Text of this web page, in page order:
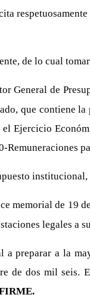
de lo cual
General de
que contiene
Ejercicio
Remuneraciones
memorial de 19
legales a
a preparar a la
de dos mil seis.